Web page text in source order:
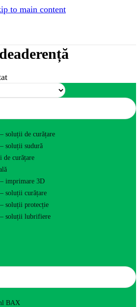
to main content
soluții de curățare
soluții sudură
de curățare
imprimare 3D
soluții curățare
soluții protecție
soluții lubrifiere
BAX